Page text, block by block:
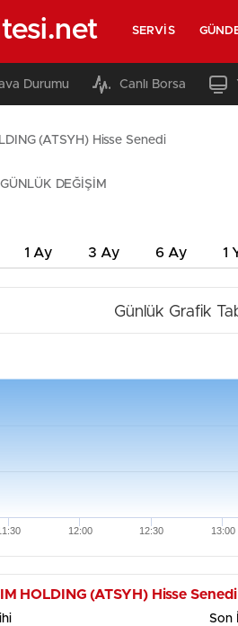
SERVIS
Durumu Canlı Borsa
(ATSYH) Hisse Senedi
GÜNLÜK DEĞİŞİM
1 Ay 3 Ay 6 Ay 1
Günlük Grafik
12:00 12:30 13:00
HOLDING (ATSYH) Hisse
Son